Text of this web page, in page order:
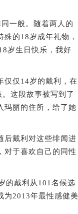
一般。随着两人的
的18岁成年礼物，
岁生日快乐，我好
仅14岁的戴利，在
这段故事被写到了
玛丽的住所，给了她
戴利对这些绯闻进
对于喜欢自己的同性
戴利从101名候选
为2013年最性感健美